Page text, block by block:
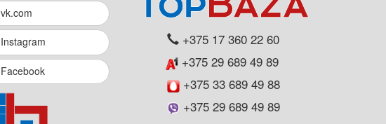
+375 17 360 22 60
+375 29 689 49 89
+375 33 689 49 88
+375 29 689 49 89